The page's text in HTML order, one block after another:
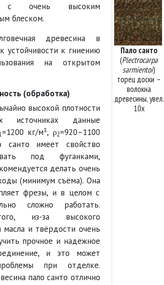
Пало санто
(Plectrocarpa
sarmientoi)
торец доски –
волокна
древесины, увел.
10х
с очень высоким
блеском.
древесина в
устойчивости к гниению
на открытом
(обработка)
высокой плотности
источниках данные
=1200 кг/м³, ρ2=920–1100
санто имеет свойство
под фуганками,
делать очень
(минимум съёма). Она
фрезы, и в целом с
сложно работать.
из-за высокого
масла и твёрдости очень
прочное и надёжное
и это может
при отделке.
пало санто отлично